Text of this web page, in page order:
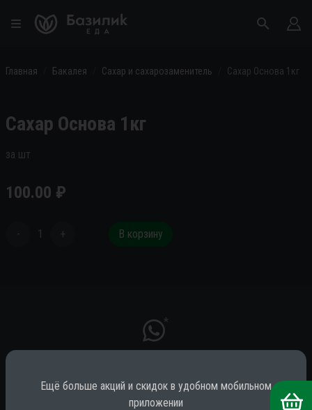
Главная Бакалея Сахар и сахарозаменитель Сахар Основа 1кг
Сахар Основа 1кг
за шт
100.00 ₽
- 1 + В корзину
*
* принадлежит компании Meta (признана экстремистской на территории
РФ)
Ещё больше акций и скидок в удобном мобильном
приложении